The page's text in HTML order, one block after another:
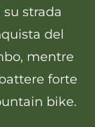
su strada
del
, mentre
forte
bike.